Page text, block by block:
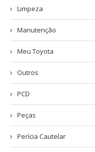
Limpeza
Manutenção
Meu Toyota
Outros
PCD
Peças
Perícia Cautelar